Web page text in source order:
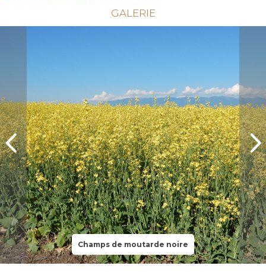
GALERIE
Champs de moutarde noire